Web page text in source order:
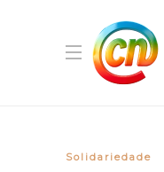
Solidariedade